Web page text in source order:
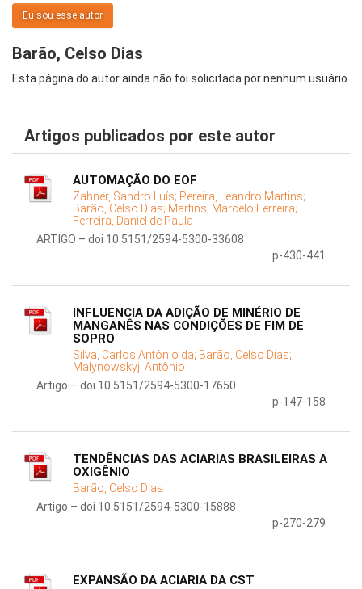
Eu sou esse autor
Barão, Celso Dias
Esta página do autor ainda não foi solicitada por nenhum usuário.
Artigos publicados por este autor
AUTOMAÇÃO DO EOF
Zahner, Sandro Luís; Pereira, Leandro Martins;
Barão, Celso Dias; Martins, Marcelo Ferreira;
Ferreira, Daniel de Paula
ARTIGO – doi 10.5151/2594-5300-33608
p-430-441
INFLUENCIA DA ADIÇÃO DE MINÉRIO DE
MANGANÊS NAS CONDIÇÕES DE FIM DE
SOPRO
Silva, Carlos Antônio da; Barão, Celso Dias;
Malynowskyj, Antônio
Artigo – doi 10.5151/2594-5300-17650
p-147-158
TENDÊNCIAS DAS ACIARIAS BRASILEIRAS A
OXIGÊNIO
Barão, Celso Dias
Artigo – doi 10.5151/2594-5300-15888
p-270-279
EXPANSÃO DA ACIARIA DA CST